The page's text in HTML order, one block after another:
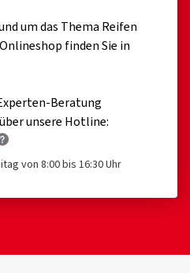
um das Thema Reifen
finden Sie in
Beratung
unsere Hotline:
von 8:00 bis 16:30 Uhr